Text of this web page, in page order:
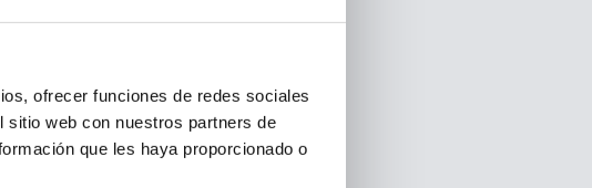
ofrecer funciones de redes sociales
sitio web con nuestros partners de
que les haya proporcionado o
al
y
los